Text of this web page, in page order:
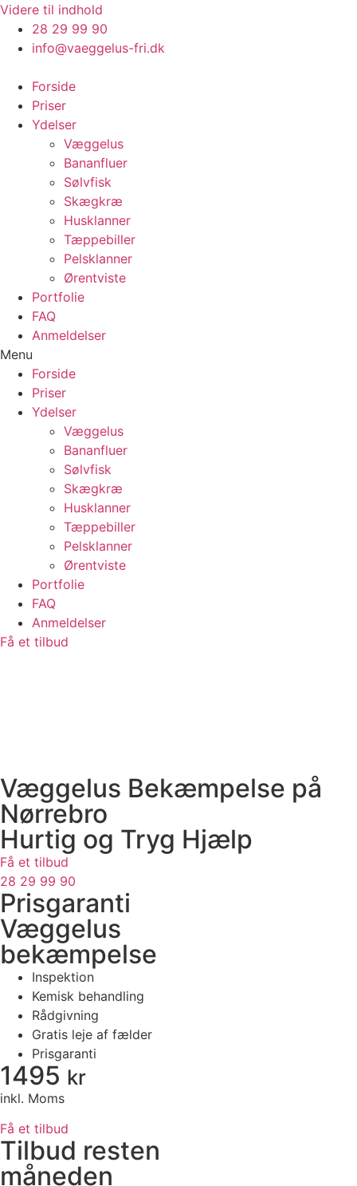
Videre til indhold
28 29 99 90
info@vaeggelus-fri.dk
Forside
Priser
Ydelser
Væggelus
Bananfluer
Sølvfisk
Skægkræ
Husklanner
Tæppebiller
Pelsklanner
Ørentviste
Portfolie
FAQ
Anmeldelser
Menu
Forside
Priser
Ydelser
Væggelus
Bananfluer
Sølvfisk
Skægkræ
Husklanner
Tæppebiller
Pelsklanner
Ørentviste
Portfolie
FAQ
Anmeldelser
Få et tilbud
Væggelus Bekæmpelse på
Nørrebro
Hurtig og Tryg Hjælp
Få et tilbud
28 29 99 90
Prisgaranti
Væggelus
bekæmpelse
Inspektion
Kemisk behandling
Rådgivning
Gratis leje af fælder
Prisgaranti
1495 kr
inkl. Moms
Få et tilbud
Tilbud resten
måneden